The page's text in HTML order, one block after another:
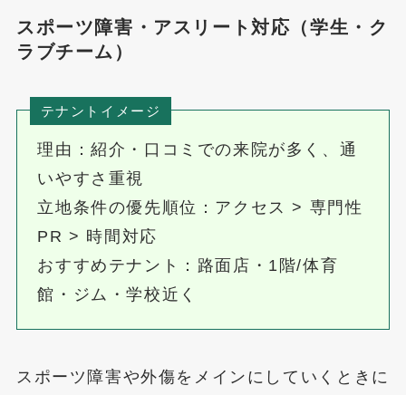
スポーツ障害・アスリート対応（学生・ク
ラブチーム）
テナントイメージ
理由：紹介・口コミでの来院が多く、通
いやすさ重視
立地条件の優先順位：アクセス > 専門性
PR > 時間対応
おすすめテナント：路面店・1階/体育
館・ジム・学校近く
スポーツ障害や外傷をメインにしていくときに